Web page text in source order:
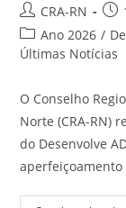
Autor
do
post:
CRA-RN
Categoria
do
Ano 2026 /
Últimas Notícias
O Conselho
Norte (CRA-RN)
do Desenvolve